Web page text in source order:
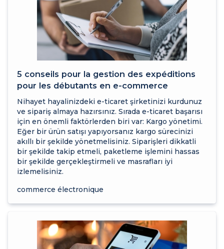
5 conseils pour la gestion des expéditions
pour les débutants en e-commerce
Nihayet hayalinizdeki e-ticaret şirketinizi kurdunuz
ve sipariş almaya hazırsınız. Sırada e-ticaret başarısı
için en önemli faktörlerden biri var: Kargo yönetimi.
Eğer bir ürün satışı yapıyorsanız kargo sürecinizi
akıllı bir şekilde yönetmelisiniz. Siparişleri dikkatli
bir şekilde takip etmeli, paketleme işlemini hassas
bir şekilde gerçekleştirmeli ve masrafları iyi
izlemelisiniz.
commerce électronique